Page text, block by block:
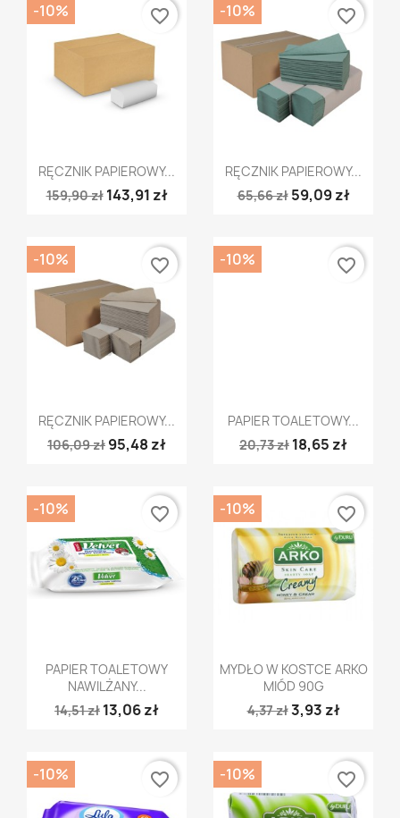
Szybki podgląd
RĘCZNIK PAPIEROWY...
159,90 zł 143,91 zł
-10% favorite_border
Szybki podgląd
RĘCZNIK PAPIEROWY...
65,66 zł 59,09 zł
-10% favorite_border
Szybki podgląd
RĘCZNIK PAPIEROWY...
106,09 zł 95,48 zł
-10% favorite_border
Szybki podgląd
PAPIER TOALETOWY...
20,73 zł 18,65 zł
-10% favorite_border
Szybki podgląd
PAPIER TOALETOWY
NAWILŻANY...
14,51 zł 13,06 zł
-10% favorite_border
Szybki podgląd
MYDŁO W KOSTCE ARKO
MIÓD 90G
4,37 zł3,93 zł
-10% favorite_border
-10% favorite_border -10% favorite_border